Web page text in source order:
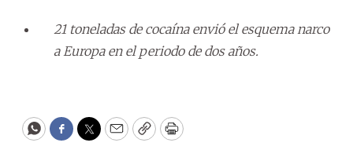
21 toneladas de cocaína envió el esquema narco
a Europa en el periodo de dos años.
WhatsApp
Facebook
Twitter
EmailCopyPrint